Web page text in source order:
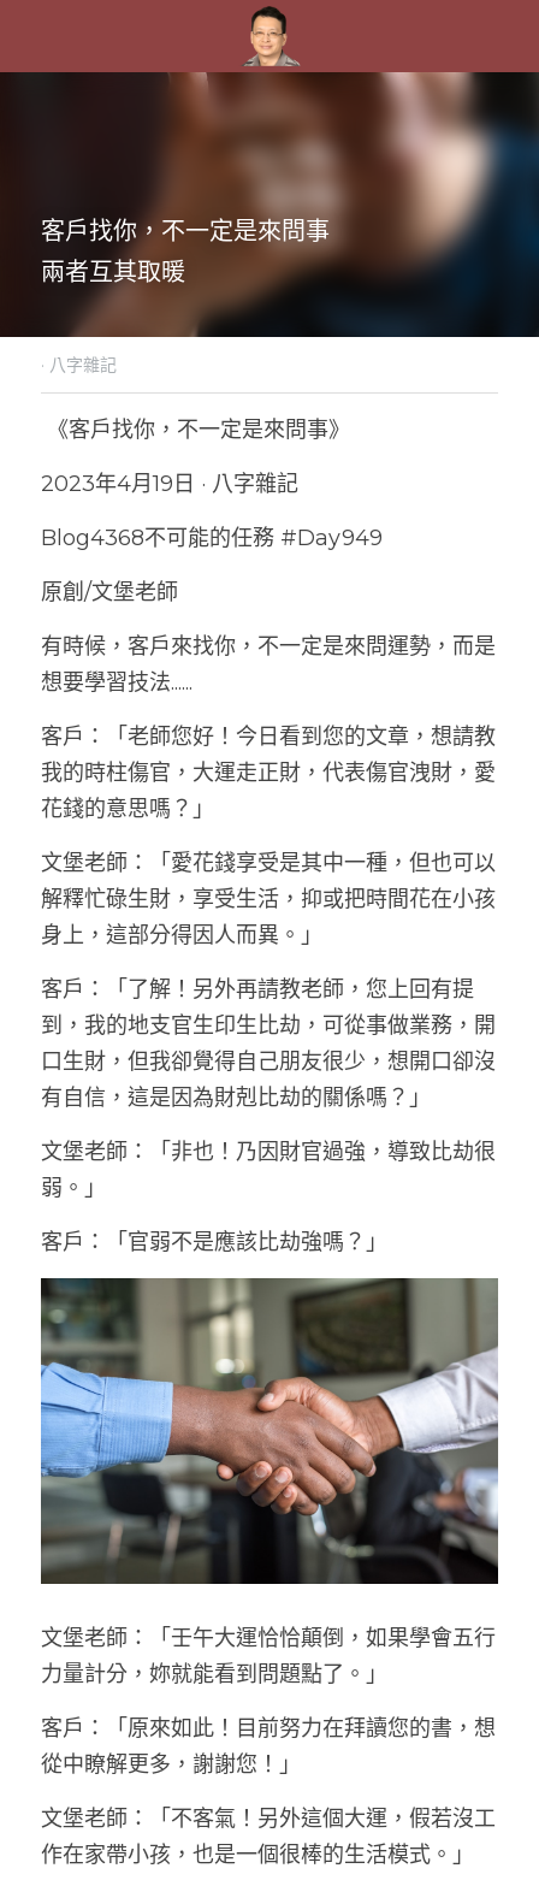
客戶找你，不一定是來問事
兩者互其取暖
· 八字雜記
《客戶找你，不一定是來問事》
2023年4月19日 · 八字雜記
Blog4368不可能的任務 #Day949
原創/文堡老師
有時候，客戶來找你，不一定是來問運勢，而是
想要學習技法......
客戶：「老師您好！今日看到您的文章，想請教
我的時柱傷官，大運走正財，代表傷官洩財，愛
花錢的意思嗎？」
文堡老師：「愛花錢享受是其中一種，但也可以
解釋忙碌生財，享受生活，抑或把時間花在小孩
身上，這部分得因人而異。」
客戶：「了解！另外再請教老師，您上回有提
到，我的地支官生印生比劫，可從事做業務，開
口生財，但我卻覺得自己朋友很少，想開口卻沒
有自信，這是因為財剋比劫的關係嗎？」
文堡老師：「非也！乃因財官過強，導致比劫很
弱。」
客戶：「官弱不是應該比劫強嗎？」
文堡老師：「壬午大運恰恰顛倒，如果學會五行
力量計分，妳就能看到問題點了。」
客戶：「原來如此！目前努力在拜讀您的書，想
從中瞭解更多，謝謝您！」
文堡老師：「不客氣！另外這個大運，假若沒工
作在家帶小孩，也是一個很棒的生活模式。」